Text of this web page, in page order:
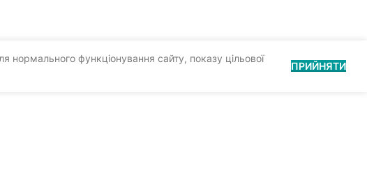
функціонування сайту, показу цільової
ПРИЙНЯТИ